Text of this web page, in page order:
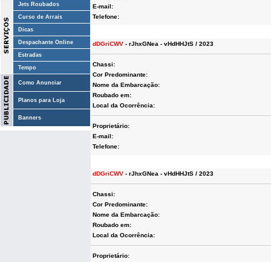
Jets Roubados
Curso de Arrais
Dicas
Despachante Online
Estradas
Tempo
Como Anunciar
Planos para Loja
Banners
E-mail:
Telefone:
dDGriCWV - rJhxGNea - vHdHHJtS / 2023
Chassi:
Cor Predominante:
Nome da Embarcação:
Roubado em:
Local da Ocorrência:
Proprietário:
E-mail:
Telefone:
dDGriCWV - rJhxGNea - vHdHHJtS / 2023
Chassi:
Cor Predominante:
Nome da Embarcação:
Roubado em:
Local da Ocorrência:
Proprietário: